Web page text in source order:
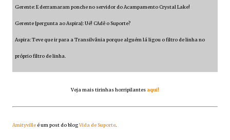
Gerente: E derramaram ponche no servidor do Acampamento Crystal Lake!
Gerente [pergunta ao Aspira]: Ué! CAdê o Suporte?
Aspira: Teve que ir para a Transilvânia porque alguém lá ligou o filtro de linha no
próprio filtro de linha.
Veja mais tirinhas horripilantesaqui!
Amityville é um post do blogVida de Suporte